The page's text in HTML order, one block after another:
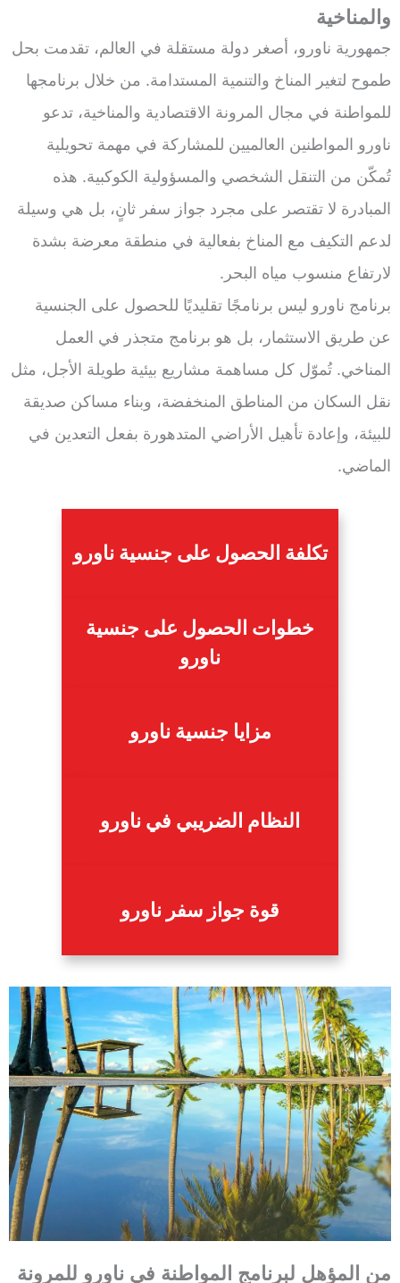
والمناخية
جمهورية ناورو، أصغر دولة مستقلة في العالم، تقدمت بحل
طموح لتغير المناخ والتنمية المستدامة. من خلال برنامجها
للمواطنة في مجال المرونة الاقتصادية والمناخية، تدعو
ناورو المواطنين العالميين للمشاركة في مهمة تحويلية
تُمكّن من التنقل الشخصي والمسؤولية الكوكبية. هذه
المبادرة لا تقتصر على مجرد جواز سفر ثانٍ، بل هي وسيلة
لدعم التكيف مع المناخ بفعالية في منطقة معرضة بشدة
لارتفاع منسوب مياه البحر.
برنامج ناورو ليس برنامجًا تقليديًا للحصول على الجنسية
عن طريق الاستثمار، بل هو برنامج متجذر في العمل
المناخي. تُموّل كل مساهمة مشاريع بيئية طويلة الأجل، مثل
نقل السكان من المناطق المنخفضة، وبناء مساكن صديقة
للبيئة، وإعادة تأهيل الأراضي المتدهورة بفعل التعدين في
الماضي.
تكلفة الحصول على جنسية ناورو
خطوات الحصول على جنسية
ناورو
مزايا جنسية ناورو
النظام الضريبي في ناورو
قوة جواز سفر ناورو
من المؤهل لبرنامج المواطنة في ناورو للمرونة